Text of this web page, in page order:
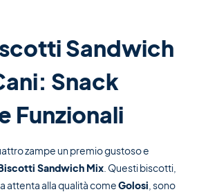
Sandwich
Snack
Funzionali
zampe un premio gustoso e
Sandwich Mix . Questi biscotti,
attenta alla qualità comeGolosi , sono